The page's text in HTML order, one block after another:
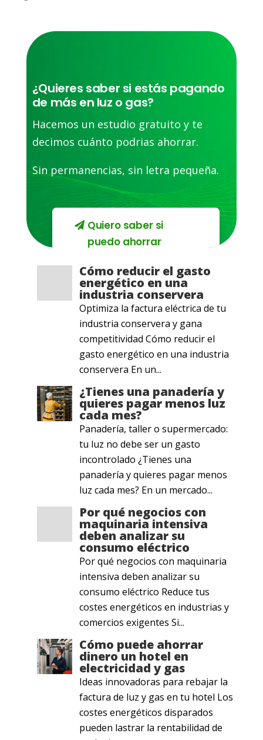
¿Quieres saber si estás pagando
de más en luz o gas?
Hacemos un estudio gratuito y te
decimos cuánto podrias ahorrar.
Sin permanencias, sin letra pequeña.
Quiero saber si
puedo ahorrar
Cómo reducir el gasto
energético en una
industria conservera
Optimiza la factura eléctrica de tu
industria conservera y gana
competitividad Cómo reducir el
gasto energético en una industria
conservera En un...
¿Tienes una panadería y
quieres pagar menos luz
cada mes?
Panadería, taller o supermercado:
tu luz no debe ser un gasto
incontrolado ¿Tienes una
panadería y quieres pagar menos
luz cada mes? En un mercado...
Por qué negocios con
maquinaria intensiva
deben analizar su
consumo eléctrico
Por qué negocios con maquinaria
intensiva deben analizar su
consumo eléctrico Reduce tus
costes energéticos en industrias y
comercios exigentes Si...
Cómo puede ahorrar
dinero un hotel en
electricidad y gas
Ideas innovadoras para rebajar la
factura de luz y gas en tu hotel Los
costes energéticos disparados
pueden lastrar la rentabilidad de